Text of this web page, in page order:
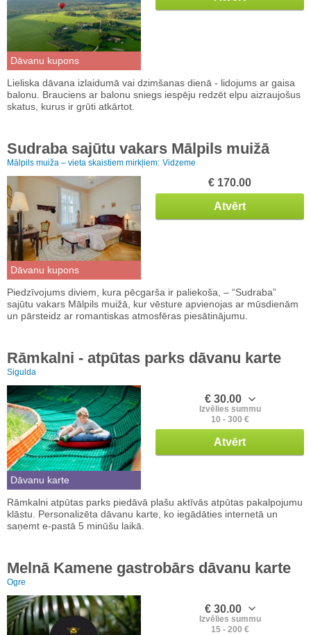
Dāvanu kupons
Lieliska dāvana izlaidumā vai dzimšanas dienā - lidojums ar gaisa
balonu. Brauciens ar balonu sniegs iespēju redzēt elpu aizraujošus
skatus, kurus ir grūti atkārtot.
Sudraba sajūtu vakars Mālpils muižā
Mālpils muiža – vieta skaistiem mirkļiem: Vidzeme
Dāvanu kupons
€ 170.00
Atvērt
Piedzīvojums diviem, kura pēcgarša ir paliekoša, – “Sudraba”
sajūtu vakars Mālpils muižā, kur vēsture apvienojas ar mūsdienām
un pārsteidz ar romantiskas atmosfēras piesātinājumu.
Rāmkalni - atpūtas parks dāvanu karte
Sigulda
Dāvanu karte
€ 30.00
Izvēlies summu
10 - 300 €
Atvērt
Rāmkalni atpūtas parks piedāvā plašu aktīvās atpūtas pakalpojumu
klāstu. Personalizēta dāvanu karte, ko iegādāties internetā un
saņemt e-pastā 5 minūšu laikā.
Melnā Kamene gastrobārs dāvanu karte
Ogre
€ 30.00
Izvēlies summu
15 - 200 €